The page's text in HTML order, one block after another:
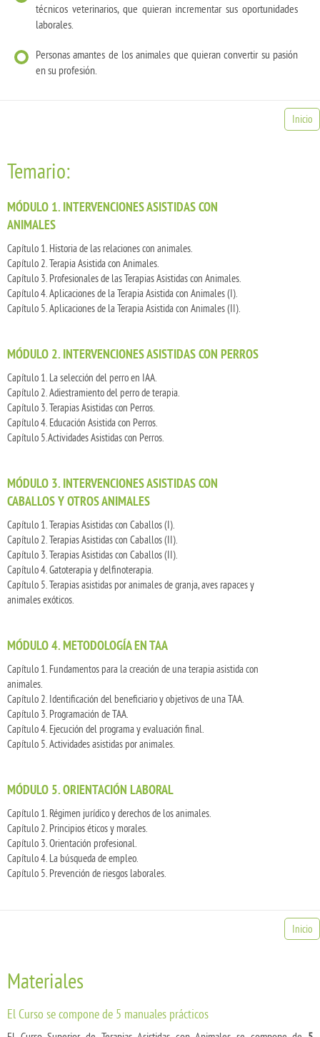
técnicos veterinarios, que quieran incrementar sus oportunidades
laborales.
Personas amantes de los animales que quieran convertir su pasión
en su profesión.
Inicio
Temario:
MÓDULO 1. INTERVENCIONES ASISTIDAS CON
ANIMALES
Capítulo 1. Historia de las relaciones con animales.
Capítulo 2. Terapia Asistida con Animales.
Capítulo 3. Profesionales de las Terapias Asistidas con Animales.
Capítulo 4. Aplicaciones de la Terapia Asistida con Animales (I).
Capítulo 5. Aplicaciones de la Terapia Asistida con Animales (II).
MÓDULO 2. INTERVENCIONES ASISTIDAS CON PERROS
Capítulo 1. La selección del perro en IAA.
Capítulo 2. Adiestramiento del perro de terapia.
Capítulo 3. Terapias Asistidas con Perros.
Capítulo 4. Educación Asistida con Perros.
Capítulo 5.Actividades Asistidas con Perros.
MÓDULO 3. INTERVENCIONES ASISTIDAS CON
CABALLOS Y OTROS ANIMALES
Capítulo 1. Terapias Asistidas con Caballos (I).
Capítulo 2. Terapias Asistidas con Caballos (II).
Capítulo 3. Terapias Asistidas con Caballos (II).
Capítulo 4. Gatoterapia y delfinoterapia.
Capítulo 5. Terapias asistidas por animales de granja, aves rapaces y
animales exóticos.
MÓDULO 4. METODOLOGÍA EN TAA
Capítulo 1. Fundamentos para la creación de una terapia asistida con
animales.
Capítulo 2. Identificación del beneficiario y objetivos de una TAA.
Capítulo 3. Programación de TAA.
Capítulo 4. Ejecución del programa y evaluación final.
Capítulo 5. Actividades asistidas por animales.
MÓDULO 5. ORIENTACIÓN LABORAL
Capítulo 1. Régimen jurídico y derechos de los animales.
Capítulo 2. Principios éticos y morales.
Capítulo 3. Orientación profesional.
Capítulo 4. La búsqueda de empleo.
Capítulo 5. Prevención de riesgos laborales.
Inicio
Materiales
El Curso se compone de 5 manuales prácticos